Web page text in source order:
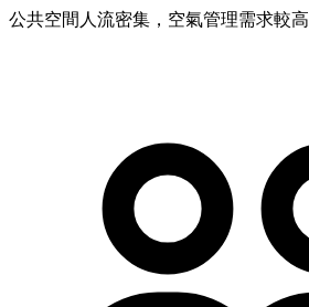
公共空間人流密集，空氣管理需求較高